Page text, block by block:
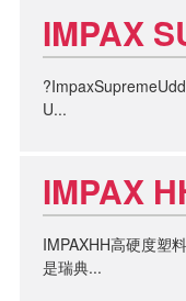
IMPAX
U...
IMPAX
IMPAXHH高硬度塑
是瑞典...